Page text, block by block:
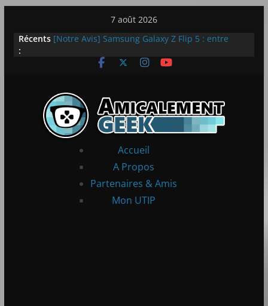
contenu
7 août 2026
Récents
:
[Notre Avis] Samsung Galaxy Z Flip 5 : entre
[PS5] New World Aeternum [Notre Avis]
LEGO dévoile la LEGO Technic McLaren P1
Accueil
A Propos
Partenaires & Amis
Mon UTIP